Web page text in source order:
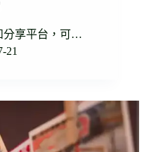
分享平台，可…
21